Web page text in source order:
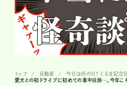
トップ 自動車
今日は何の日？ くるま記念日